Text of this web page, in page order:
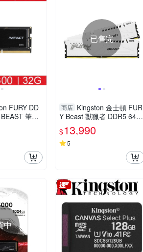
FURY DD
筆記
已售完
商店 Kingston 金士頓 FUR
Y Beast 獸獵者 DDR5 6400
32G(16Gx2) CL32 桌上型
超頻記憶體(白) KF564C32
BWEK2-32
$13,990
5
中